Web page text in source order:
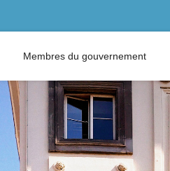
Membres du gouvernement